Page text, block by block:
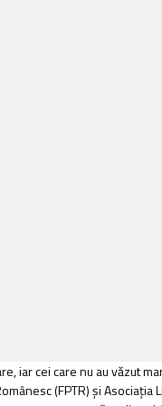
iar cei care nu au văzut
(FPTR) şi Asociaţia